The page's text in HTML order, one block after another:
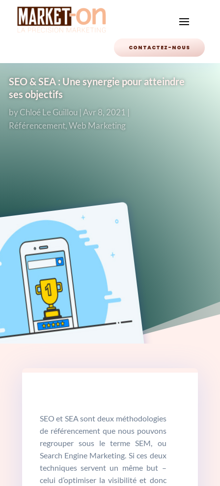
CONTACTEZ-NOUS
SEO & SEA : Une synergie pour atteindre
ses objectifs
byChloé Le Guillou | Avr 8, 2021 |
Référencement,Web Marketing
SEO et SEA sont deux méthodologies
de référencement que nous pouvons
regrouper sous le terme SEM, ou
Search Engine Marketing. Si ces deux
techniques servent un même but –
celui d’optimiser la visibilité et donc